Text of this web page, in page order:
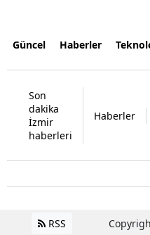
Güncel Haberler
Son
dakika
İzmir
haberleri
Haberler
RSS